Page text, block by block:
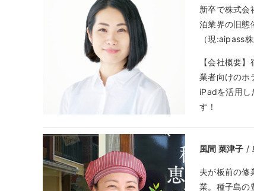
新卒で株式
泊業界の旧態
（現:aipass
【会社概要
業者向けのホ
iPadを活用し
す！
風間 菜津子 /
夫が板前の修
業。種子島の